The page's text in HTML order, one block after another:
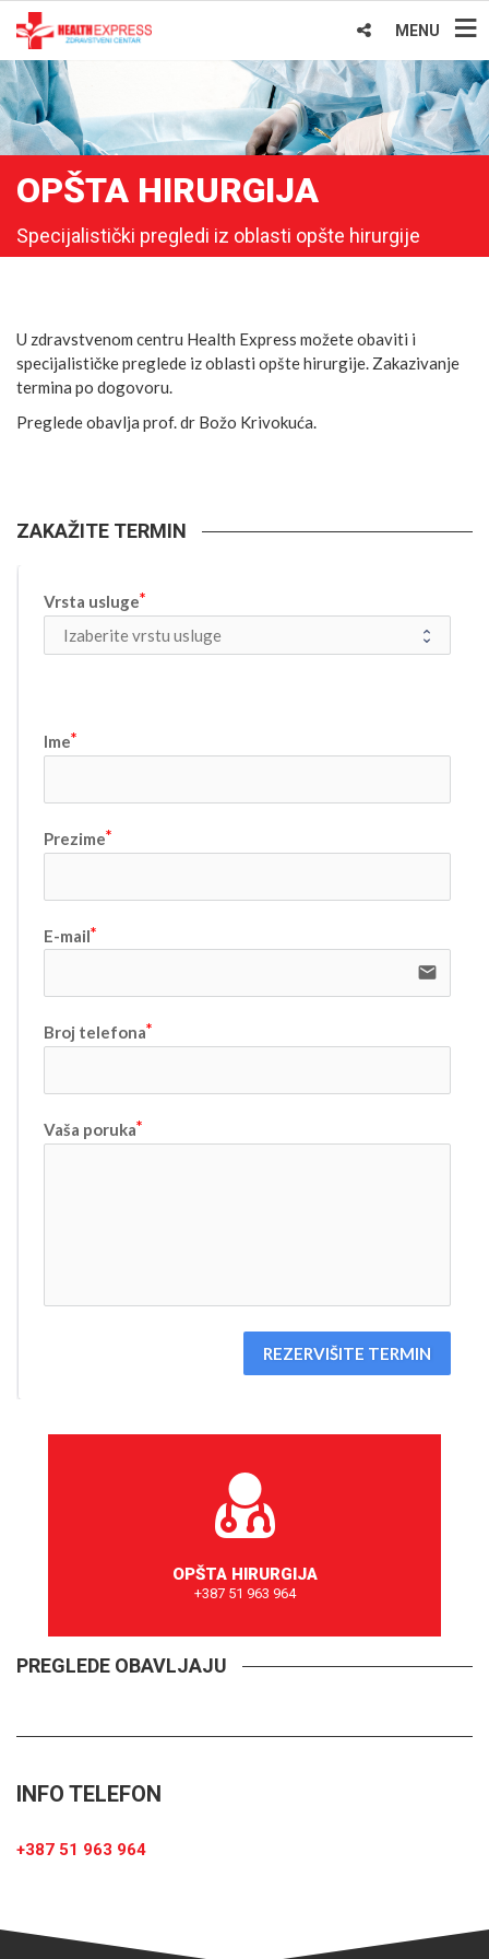
MENU
OPŠTA HIRURGIJA
Specijalistički pregledi iz oblasti opšte hirurgije
U zdravstvenom centru Health Express možete obaviti i
specijalističke preglede iz oblasti opšte hirurgije. Zakazivanje
termina po dogovoru.
Preglede obavlja prof. dr Božo Krivokuća.
ZAKAŽITE TERMIN
Vrsta usluge
Ime
Prezime
E-mail
email
Broj telefona
Vaša poruka
REZERVIŠITE TERMIN
OPŠTA HIRURGIJA
+387 51 963 964
PREGLEDE OBAVLJAJU
INFO TELEFON
+387 51 963 964